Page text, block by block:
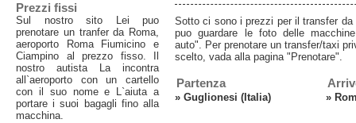
Sotto ci sono i prezzi per il transfer da
puo guardare le foto delle
auto". Per prenotare un transfer/taxi
scelto, vada alla pagina "Prenotare".
Partenza
» Guglionesi (Italia) »
Prezzi fissi
Sul nostro sito Lei puo
prenotare un tranfer da Roma,
aeroporto Roma Fiumicino e
Ciampino al prezzo fisso. Il
nostro autista La incontra
all`aeroporto con un cartello
con il suo nome e L`aiuta a
portare i suoi bagagli fino alla
macchina.